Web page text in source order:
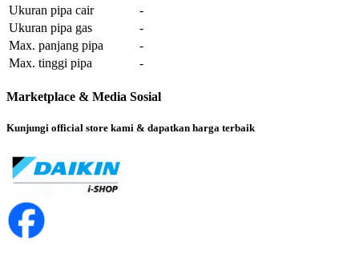
Ukuran pipa cair
-
Ukuran pipa gas
-
Max. panjang pipa
-
Max. tinggi pipa
-
Marketplace & Media Sosial
Kunjungi official store kami & dapatkan harga terbaik